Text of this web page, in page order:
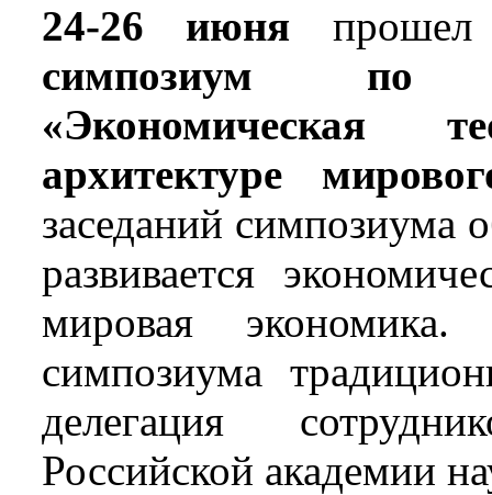
24-26 июня
симпозиум по
«Экономическая
архитектуре
заседаний симпозиума
развивается
мировая
симпозиума
делегация
Российской академии